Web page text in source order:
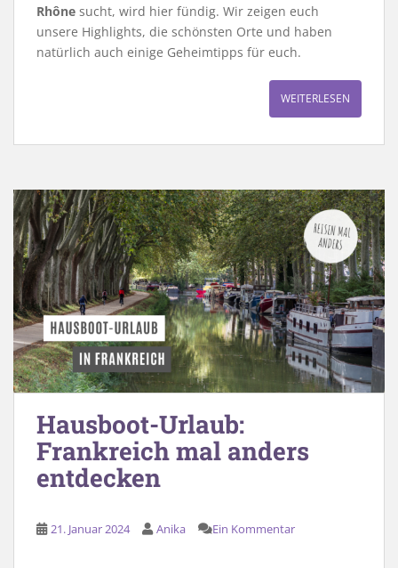
Rhône sucht, wird hier fündig. Wir zeigen euch
unsere Highlights, die schönsten Orte und haben
natürlich auch einige Geheimtipps für euch.
WEITERLESEN
Hausboot-Urlaub:
Frankreich mal anders
entdecken
21. Januar 2024 Anika Ein Kommentar